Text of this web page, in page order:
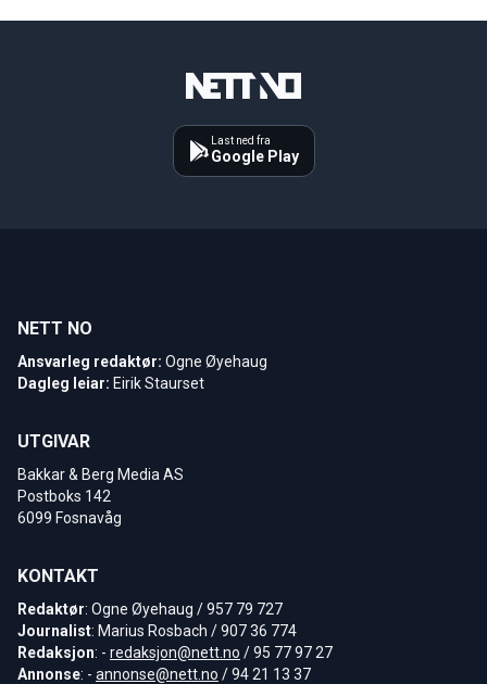
Last ned fra
Google Play
NETT NO
Ansvarleg redaktør: Ogne Øyehaug
Dagleg leiar: Eirik Staurset
UTGIVAR
Bakkar & Berg Media AS
Postboks 142
6099 Fosnavåg
KONTAKT
Redaktør: Ogne Øyehaug / 957 79 727
Journalist: Marius Rosbach / 907 36 774
Redaksjon: - redaksjon@nett.no / 95 77 97 27
Annonse: - annonse@nett.no / 94 21 13 37